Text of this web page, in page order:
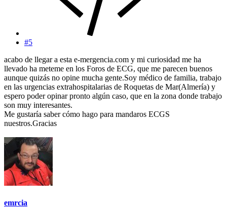
#5
acabo de llegar a esta e-mergencia.com y mi curiosidad me ha
llevado ha meteme en los Foros de ECG, que me parecen buenos
aunque quizás no opine mucha gente.Soy médico de familia, trabajo
en las urgencias extrahospitalarias de Roquetas de Mar(Almería) y
espero poder opinar pronto algún caso, que en la zona donde trabajo
son muy interesantes.
Me gustaría saber cómo hago para mandaros ECGS
nuestros.Gracias
emrcia